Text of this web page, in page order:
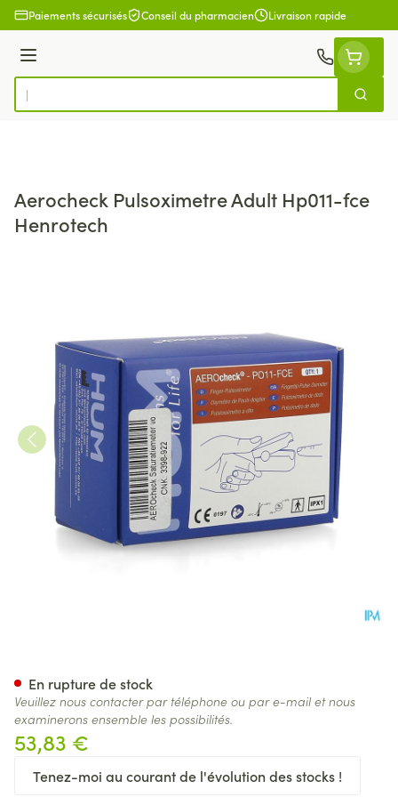
Aller au contenu
Paiements sécurisés Conseil du pharmacien Livraison rapide
Menu
Rechercher
Aerocheck Pulsoximetre Adult Hp011-fce
Henrotech
53,83 €
Tenez-moi au courant de l'évolution des stocks !
En rupture de stock
Veuillez nous contacter par téléphone ou par e-mail et nous
examinerons ensemble les possibilités.